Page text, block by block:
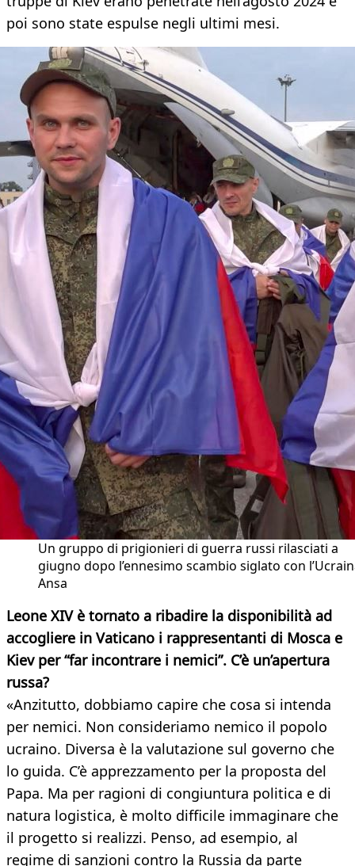
poi sono state espulse negli ultimi mesi.
Un gruppo di prigionieri di guerra russi rilasciati a
giugno dopo l’ennesimo scambio siglato con
Ansa
Leone XIV è tornato a ribadire la disponibilità ad
accogliere in Vaticano i rappresentanti di Mosca e
Kiev per “far incontrare i nemici”. C’è un’apertura
russa?
«Anzitutto, dobbiamo capire che cosa si intenda
per nemici. Non consideriamo nemico il popolo
ucraino. Diversa è la valutazione sul governo che
lo guida. C’è apprezzamento per la proposta del
Papa. Ma per ragioni di congiuntura politica e di
natura logistica, è molto difficile immaginare che
il progetto si realizzi. Penso, ad esempio, al
regime di sanzioni contro la Russia da parte